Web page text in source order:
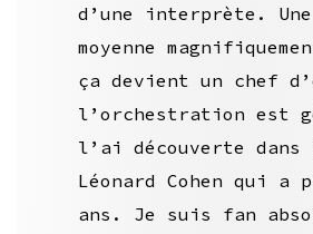
d’une interprète. Une
moyenne
ça devient un chef
l’orchestration est
l’ai découverte
Léonard Cohen qui a
ans. Je suis fan